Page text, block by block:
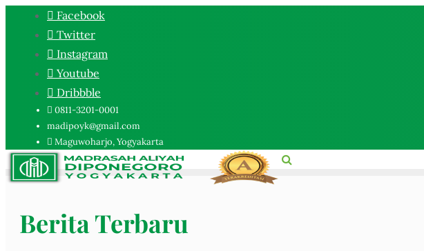
Facebook
Twitter
Instagram
Youtube
Dribbble
0811-3201-0001
madipoyk@gmail.com
Maguwoharjo, Yogyakarta
Berita Terbaru